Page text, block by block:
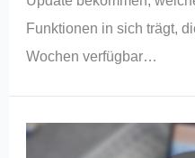
Funktionen in sich trägt,
Wochen verfügbar…